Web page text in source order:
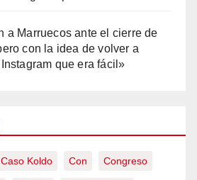
a Marruecos ante el cierre de
con la idea de volver a
que era fácil»
Caso Koldo Con Congreso